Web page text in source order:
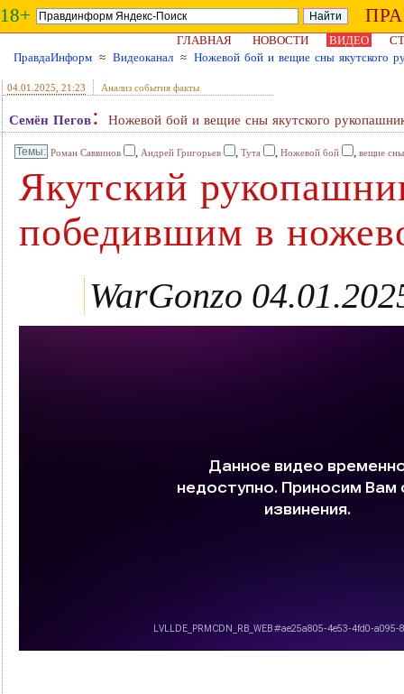
18+
ГЛАВНАЯ НОВОСТИ ВИДЕО
ПравдаИнформ ≈ Видеоканал ≈ Ножевой бой и вещие сны якутского
04.01.2025 , 21:23 Анализ события факты
Семён Пегов: Ножевой бой и вещие сны якутского
Роман Саввинов , Андрей Григорьев , Тута , Ножевой бой , вещие сны
Якутский
победившим в
WarGonzo